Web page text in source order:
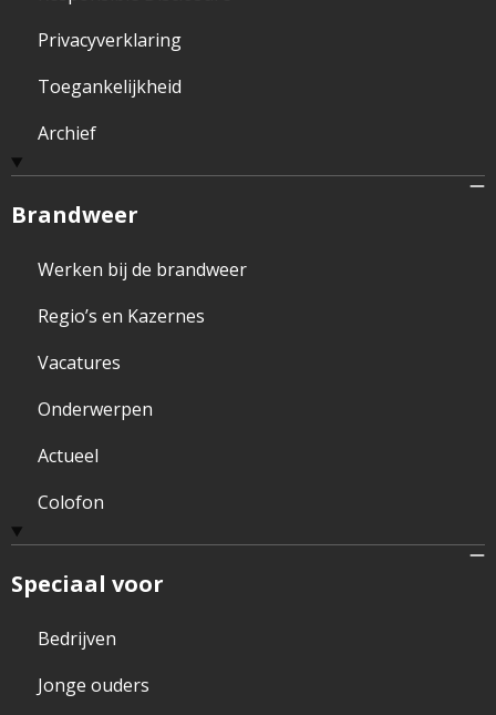
Privacyverklaring
Toegankelijkheid
Archief
Brandweer
Werken bij de brandweer
Regio’s en Kazernes
Vacatures
Onderwerpen
Actueel
Colofon
Speciaal voor
Bedrijven
Jonge ouders